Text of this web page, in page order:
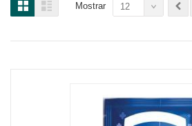
Mostrar 12